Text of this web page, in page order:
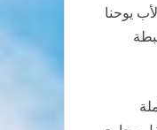
أنشئها الأب يوحنا